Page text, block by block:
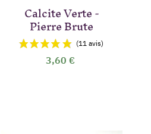
Calcite Verte -
Pierre Brute
3,60 €